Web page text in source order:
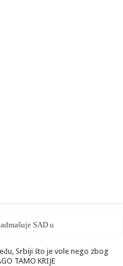
SAD u pravnom smislu
Srbiji što je vole nego zbog
TAMO KRIJE